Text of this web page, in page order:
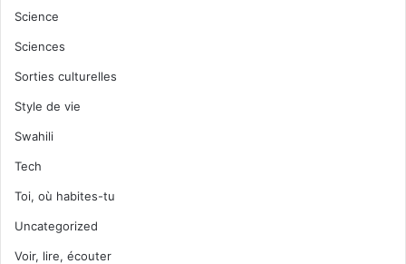
Science
Sciences
Sorties culturelles
Style de vie
Swahili
Tech
Toi, où habites-tu
Uncategorized
Voir, lire, écouter